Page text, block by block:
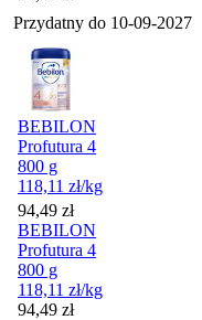
Przydatny do 10-09-2027
BEBILON
Profutura 4
800 g
118,11 zł/kg
Cena
94,49 zł
BEBILON
Profutura 4
800 g
118,11 zł/kg
Cena
94,49 zł